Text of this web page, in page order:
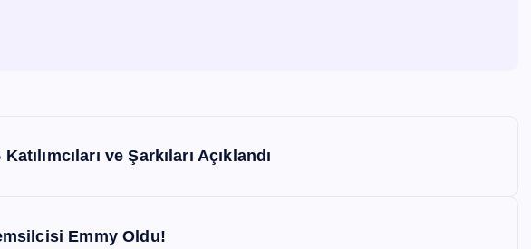
ve Şarkıları Açıklandı
Emmy Oldu!